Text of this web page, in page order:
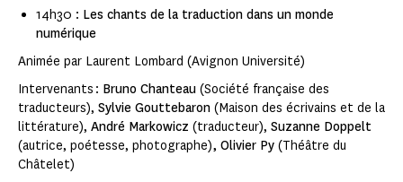
14h30 : Les chants de la traduction dans un monde
numérique
Animée par Laurent Lombard (Avignon Université)
Intervenants : Bruno Chanteau (Société française des
traducteurs), Sylvie Gouttebaron (Maison des écrivains et de la
littérature), André Markowicz (traducteur), Suzanne Doppelt
(autrice, poétesse, photographe), Olivier Py (Théâtre du
Châtelet)